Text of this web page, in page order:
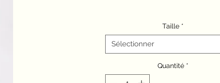
Taille *
Sélectionner
Quantité *